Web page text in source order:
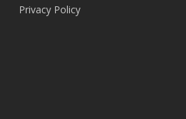
Privacy Policy